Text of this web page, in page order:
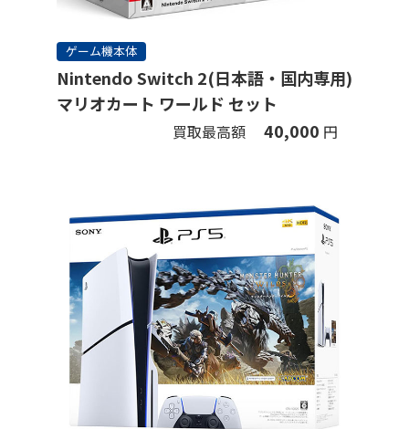
ゲーム機本体
Nintendo Switch 2(日本語・国内専用)
マリオカート ワールド セット
買取最高額 40,000 円